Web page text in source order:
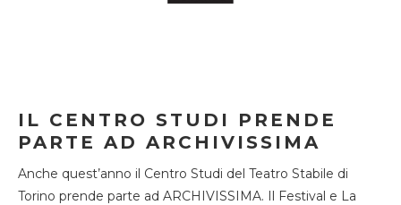
IL CENTRO STUDI PRENDE
PARTE AD ARCHIVISSIMA
Anche quest’anno il Centro Studi del Teatro Stabile di
Torino prende parte ad ARCHIVISSIMA. Il Festival e La